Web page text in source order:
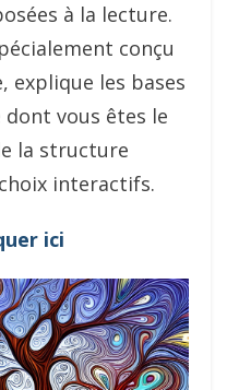
à la lecture.
conçu
explique les bases
vous êtes le
la structure
interactifs.
ici